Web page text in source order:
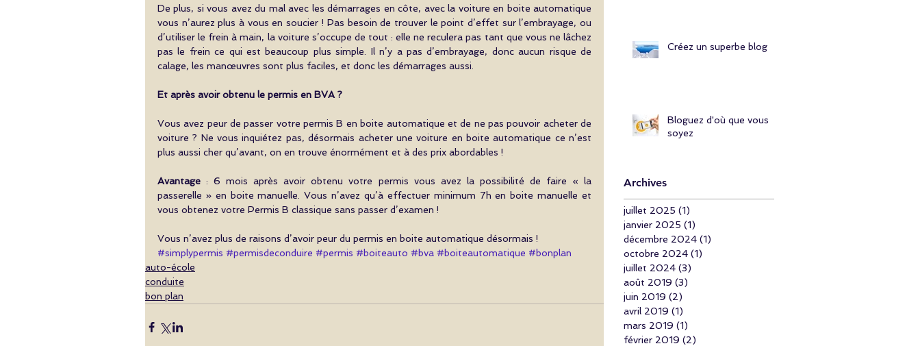
De plus, si vous avez du mal avec les démarrages en côte, avec la voiture en boite automatique
vous n’aurez plus à vous en soucier ! Pas besoin de trouver le point d’effet sur l’embrayage, ou
d’utiliser le frein à main, la voiture s’occupe de tout : elle ne reculera pas tant que vous ne lâchez
pas le frein ce qui est beaucoup plus simple. Il n’y a pas d’embrayage, donc aucun risque de
calage, les manœuvres sont plus faciles, et donc les démarrages aussi.
Et après avoir obtenu le permis en BVA ?
Vous avez peur de passer votre permis B en boite automatique et de ne pas pouvoir acheter de
voiture ? Ne vous inquiétez pas, désormais acheter une voiture en boite automatique ce n’est
plus aussi cher qu’avant, on en trouve énormément et à des prix abordables !
Avantage : 6 mois après avoir obtenu votre permis vous avez la possibilité de faire « la
passerelle » en boite manuelle. Vous n’avez qu’à effectuer minimum 7h en boite manuelle et
vous obtenez votre Permis B classique sans passer d’examen !
Vous n’avez plus de raisons d’avoir peur du permis en boite automatique désormais !
#simplypermis #permisdeconduire #permis #boiteauto #bva #boiteautomatique #bonplan
auto-école
conduite
bon plan
Créez un superbe blog
Bloguez d'où que vous
soyez
Archives
juillet 2025 (1)
janvier 2025 (1)
décembre 2024 (1)
octobre 2024 (1)
juillet 2024 (3)
août 2019 (3)
juin 2019 (2)
avril 2019 (1)
mars 2019 (1)
février 2019 (2)